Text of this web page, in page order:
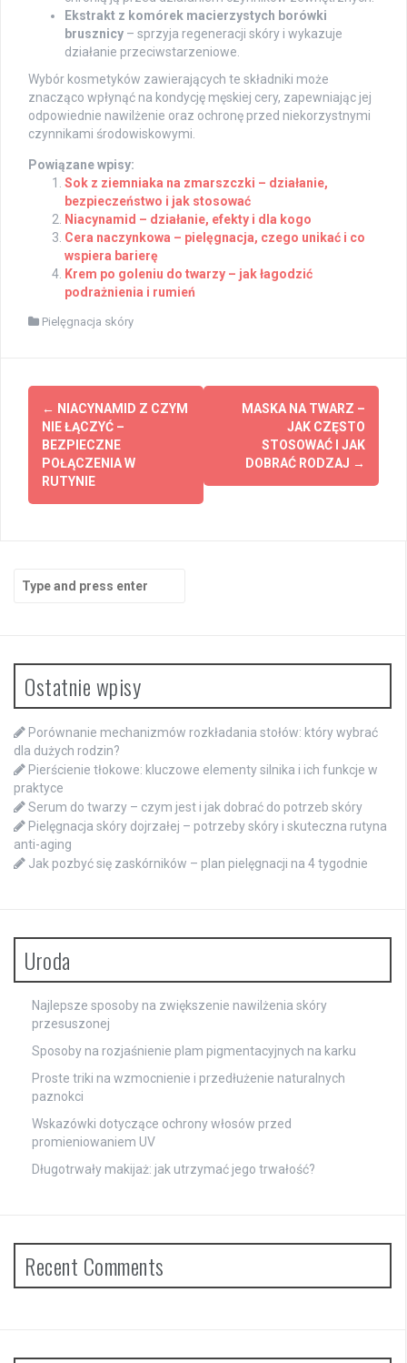
Ekstrakt z komórek macierzystych borówki
brusznicy – sprzyja regeneracji skóry i wykazuje
działanie przeciwstarzeniowe.
Wybór kosmetyków zawierających te składniki może
znacząco wpłynąć na kondycję męskiej cery, zapewniając jej
odpowiednie nawilżenie oraz ochronę przed niekorzystnymi
czynnikami środowiskowymi.
Powiązane wpisy:
Sok z ziemniaka na zmarszczki – działanie,
bezpieczeństwo i jak stosować
Niacynamid – działanie, efekty i dla kogo
Cera naczynkowa – pielęgnacja, czego unikać i co
wspiera barierę
Krem po goleniu do twarzy – jak łagodzić
podrażnienia i rumień
Pielęgnacja skóry
Post
navigation
← NIACYNAMID Z CZYM
NIE ŁĄCZYĆ –
BEZPIECZNE
POŁĄCZENIA W
RUTYNIE
MASKA NA TWARZ –
JAK CZĘSTO
STOSOWAĆ I JAK
DOBRAĆ RODZAJ →
Search
for:
Ostatnie wpisy
Porównanie mechanizmów rozkładania stołów: który wybrać
dla dużych rodzin?
Pierścienie tłokowe: kluczowe elementy silnika i ich funkcje w
praktyce
Serum do twarzy – czym jest i jak dobrać do potrzeb skóry
Pielęgnacja skóry dojrzałej – potrzeby skóry i skuteczna rutyna
anti-aging
Jak pozbyć się zaskórników – plan pielęgnacji na 4 tygodnie
Uroda
Najlepsze sposoby na zwiększenie nawilżenia skóry
przesuszonej
Sposoby na rozjaśnienie plam pigmentacyjnych na karku
Proste triki na wzmocnienie i przedłużenie naturalnych
paznokci
Wskazówki dotyczące ochrony włosów przed
promieniowaniem UV
Długotrwały makijaż: jak utrzymać jego trwałość?
Recent Comments